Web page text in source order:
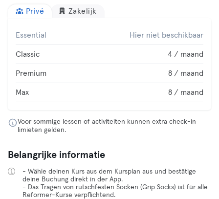
Privé Zakelijk
Essential Hier niet beschikbaar
Classic 4 / maand
Premium 8 / maand
Max 8 / maand
Voor sommige lessen of activiteiten kunnen extra check-in
limieten gelden.
Belangrijke informatie
- Wähle deinen Kurs aus dem Kursplan aus und bestätige
deine Buchung direkt in der App.
- Das Tragen von rutschfesten Socken (Grip Socks) ist für alle
Reformer-Kurse verpflichtend.